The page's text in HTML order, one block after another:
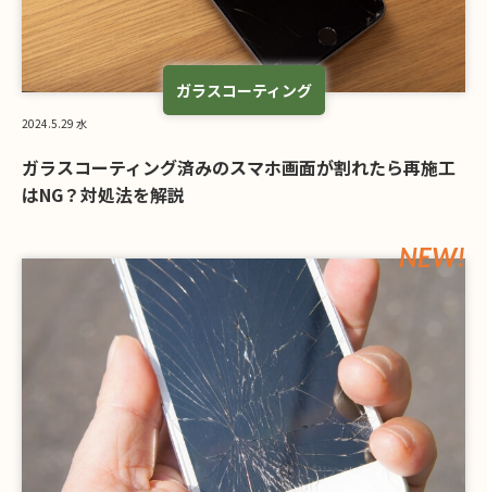
ガラスコーティング
2024.5.29 水
ガラスコーティング済みのスマホ画面が割れたら再施工
はNG？対処法を解説
NEW!